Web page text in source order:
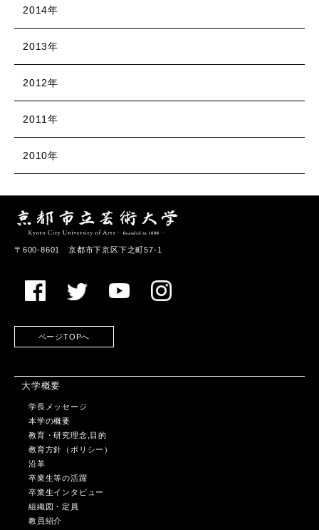
2014年
2013年
2012年
2011年
2010年
〒600-8601 京都市下京区下之町57-1
ページTOPへ
大学概要
学長メッセージ
本学の概要
教育・研究理念,目的
教育方針（ポリシー）
沿革
卒業生等の活躍
卒業生インタビュー
組織図・定員
教員紹介